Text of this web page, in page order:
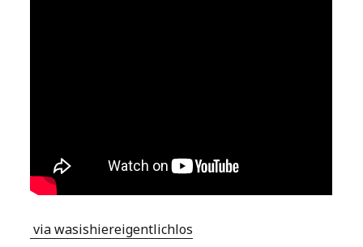
via wasishiereigentlichlos